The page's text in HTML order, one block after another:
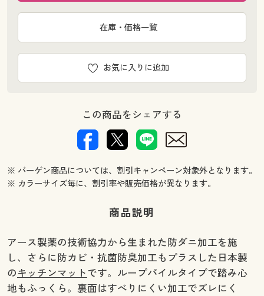
お気に入りに追加
在庫・価格一覧
この商品をシェアする
※ バーゲン商品については、割引キャンペーン対象外となります。
※ カラーサイズ毎に、割引率や販売価格が異なります。
商品説明
アース製薬の技術協力から生まれた防ダニ加工を施
し、さらに防カビ・抗菌防臭加工もプラスした日本製
のキッチンマットです。ループパイルタイプで踏み心
地もふっくら。裏面はすべりにくい加工でズレにく